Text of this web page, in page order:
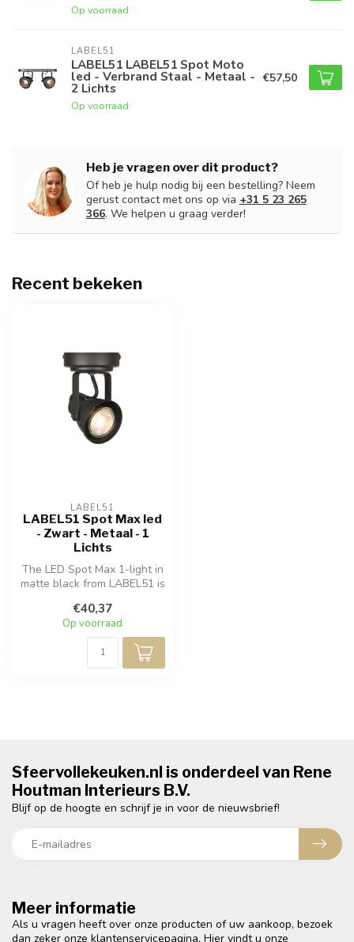
Op voorraad
LABEL51
LABEL51 LABEL51 Spot Moto
led - Verbrand Staal - Metaal -
2 Lichts
Op voorraad
€57,50
Heb je vragen over dit product?
Of heb je hulp nodig bij een bestelling? Neem
gerust contact met ons op via +31 5 23 265
366. We helpen u graag verder!
Recent bekeken
LABEL51
LABEL51 Spot Max led
- Zwart - Metaal - 1
Lichts
The LED Spot Max 1-light in
matte black from LABEL51 is
€40,37
Op voorraad
Meer informatie
Als u vragen heeft over onze producten of uw aankoop, bezoek
dan zeker onze klantenservicepagina. Hier vindt u onze
Sfeervollekeuken.nl is onderdeel van Rene
Houtman Interieurs B.V.
Blijf op de hoogte en schrijf je in voor de nieuwsbrief!